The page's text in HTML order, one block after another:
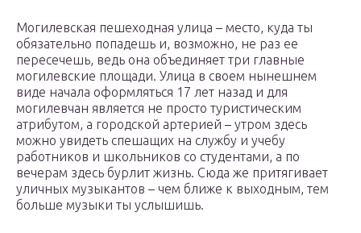
Могилевская пешеходная улица – место, куда ты
обязательно попадешь и, возможно, не раз ее
пересечешь, ведь она объединяет три главные
могилевские площади. Улица в своем нынешнем
виде начала оформляться 17 лет назад и для
могилевчан является не просто туристическим
атрибутом, а городской артерией – утром здесь
можно увидеть спешащих на службу и учебу
работников и школьников со студентами, а по
вечерам здесь бурлит жизнь. Сюда же притягивает
уличных музыкантов – чем ближе к выходным, тем
больше музыки ты услышишь.